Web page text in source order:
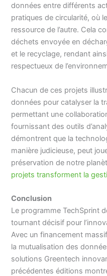
données entre différents
pratiques de circularité, où
ressource de l’autre. Cela
déchets envoyée en
et le recyclage, rendant
respectueux de
Chacun de ces projets
données pour catalyser la
permettant une
fournissant des outils
démontrent que la
manière judicieuse, peut
préservation de notre
projets transforment la
Conclusion
Le programme TechSprint
tournant décisif pour
Avec un financement
la mutualisation des
solutions Greentech
précédentes éditions